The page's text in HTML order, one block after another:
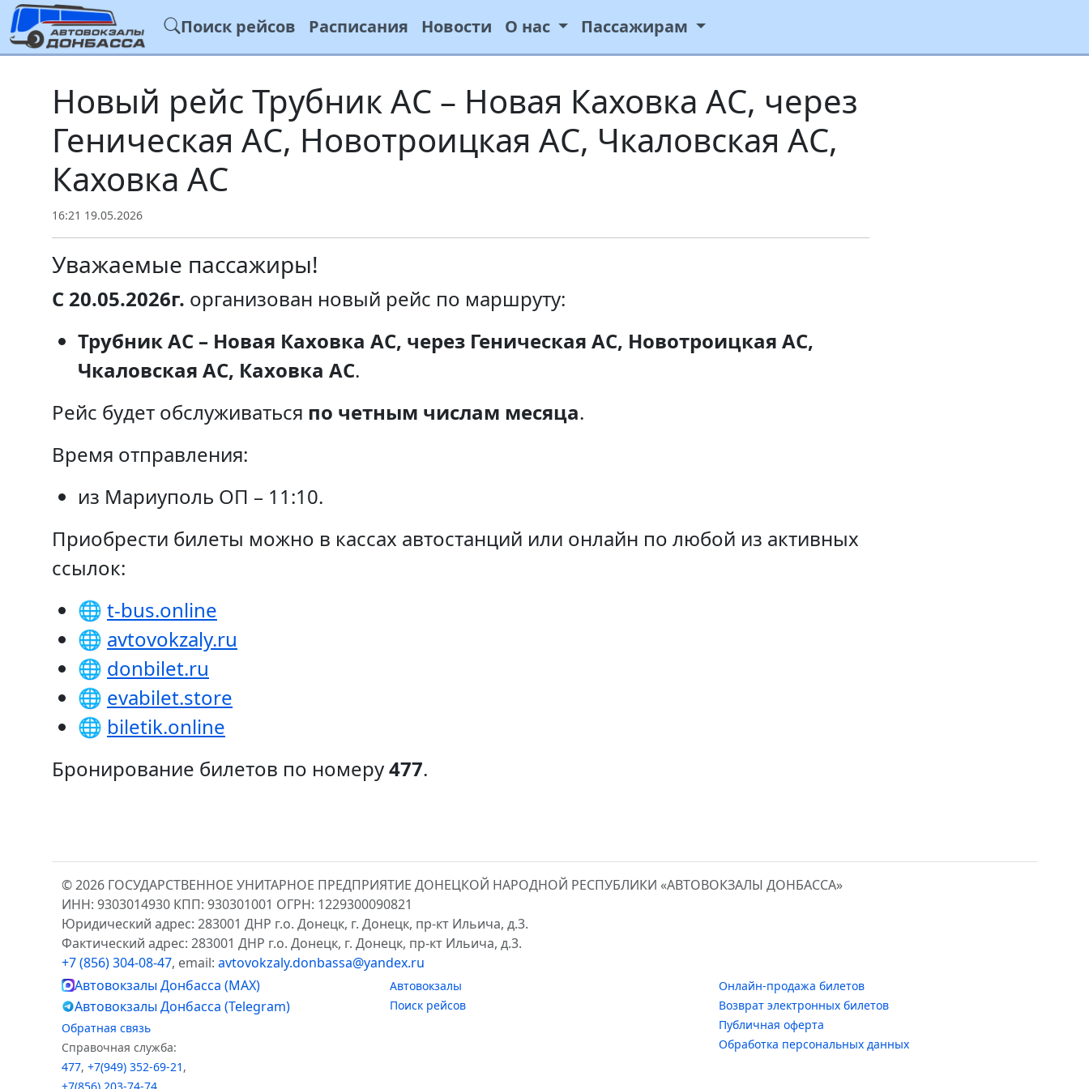
Поиск рейсов Расписания Новости О нас Пассажирам
Новый рейс Трубник АС – Новая Каховка АС, через
Геническая АС, Новотроицкая АС, Чкаловская АС,
Каховка АС
16:21 19.05.2026
Уважаемые пассажиры!
С 20.05.2026г. организован новый рейс по маршруту:
Трубник АС – Новая Каховка АС, через Геническая АС, Новотроицкая АС,
Чкаловская АС, Каховка АС.
Рейс будет обслуживаться по четным числам месяца.
Время отправления:
из Мариуполь ОП – 11:10.
Приобрести билеты можно в кассах автостанций или онлайн по любой из активных
ссылок:
🌐 t-bus.online
🌐 avtovokzaly.ru
🌐 donbilet.ru
🌐 evabilet.store
🌐 biletik.online
Бронирование билетов по номеру477.
© 2026 ГОСУДАРСТВЕННОЕ УНИТАРНОЕ ПРЕДПРИЯТИЕ ДОНЕЦКОЙ НАРОДНОЙ РЕСПУБЛИКИ «АВТОВОКЗАЛЫ ДОНБАССА»
ИНН: 9303014930 КПП: 930301001 ОГРН: 1229300090821
Юридический адрес: 283001 ДНР г.о. Донецк, г. Донецк, пр-кт Ильича, д.3.
Фактический адрес: 283001 ДНР г.о. Донецк, г. Донецк, пр-кт Ильича, д.3.
+7 (856) 304-08-47, email: avtovokzaly.donbassa@yandex.ru
Автовокзалы Донбасса (MAX)
Автовокзалы Донбасса (Telegram)
Обратная связь
Справочная служба:
477, +7(949) 352-69-21 ,
Автовокзалы
Поиск рейсов
Онлайн-продажа билетов
Возврат электронных билетов
Публичная оферта
Обработка персональных данных